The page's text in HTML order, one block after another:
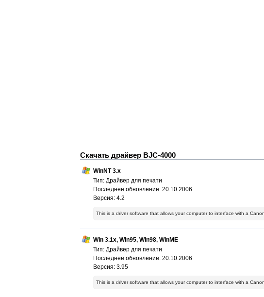
Скачать драйвер BJC-4000
WinNT 3.x
Тип: Драйвер для печати
Последнее обновление: 20.10.2006
Версия: 4.2
This is a driver software that allows your computer to interface with a
Win 3.1x, Win95, Win98, WinME
Тип: Драйвер для печати
Последнее обновление: 20.10.2006
Версия: 3.95
This is a driver software that allows your computer to interface with a